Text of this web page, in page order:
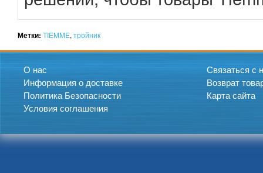
Метки: TIEMME, тройник
О нас
Информация о доставке
Политика Безопасности
Условия соглашения
Связаться с
Возврат
Карта сайта